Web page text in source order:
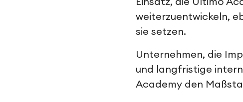
Einsatz, die Ultimo
weiterzuentwickeln,
sie setzen.
Unternehmen, die
und langfristige
Academy den